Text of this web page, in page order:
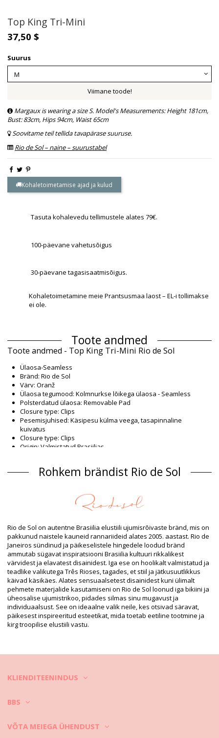
Top King Tri-Mini
37,50 $
Suurus
Viimane toode!
Margaux is wearing a size S. Model's Measurements: Height 181cm,
Bust: 83cm, Hips 94cm, Waist 65cm
Soovitame teil tellida tavapärase suuruse.
Rio de Sol – naine – suurustabel
Kohaletoimetamise ajad ja kulud
Tasuta kohalevedu tellimustele alates 79€.
100-päevane vahetusõigus
30-päevane tagasisaatmisõigus.
Kohaletoimetamine meie Prantsusmaa laost – EL-i tollimakse
ei ole.
Toote andmed
Toote andmed - Top King Tri-Mini Rio de Sol
Ülaosa-Seamless
Bränd: Rio de Sol
Värv: Oranž
Ülaosa tegumood: Kolmnurkse lõikega ülaosa - Seamless
Polsterdatud ülaosa: Removable Pad
Closure type: Clips
Pesemisjuhised: Käsipesu külma veega, tasapinnaline
kuivatus
Closure type: Clips
Origin: Valmistatud Brasiilias
Koostis
Vooder: 84% Polyamide, 16% Elastane - Oeko-Tex
Tootekirjeldus
Osakond: Naistele, Ülaosa
Paki sisu: 1 x Ülaosa (Muid lisasid komplekt ei sisalda)
HS CODE: 6112.41.0010
SKU: 1981127966
EAN: S (7899810479860), M (7899810479853), L (7899810479723)
Kaal: 55g / 0.12lb / 1.94oz
Viimistletud fotod
Pesemis- ja hooldusjuhised
Hooldusjuhised tootele: Rio de Sol Top King Tri-Mini
Esiteks: vältige karedaid pindu. Istuge ja lamage alati rätiku peal.
ujumisriiete pehmet riiet.
mageda veega. Me soovitame pesta neid alati käsitsi. Ärge kunagi
Rohkem brändist Rio de Sol
Rio de Sol on autentne Brasiilia elustiili ujumisrõivaste bränd, mis on
pakkunud naistele kauneid rannariideid alates 2005. aastast. Rio de
Janeiros sündinud ja päikeselistele hingedele loodud bränd
ammutab sügavat inspiratsiooni Brasiilia kultuuri rikkalikest
värvidest ja elavatest disainidest. Iga ese on hoolikalt valmistatud ja
teadlike valikutega Três Rioses, tagades, et stiil ja jätkusuutlikkus
käivad käsikäes. Alates sensuaalsetest disainidest kuni ülimalt
pehmete materjalide kasutamiseni on Rio de Sol loonud iga bikiini ja
üheosalise ujumistrikoo, pidades silmas sinu mugavust ja
individuaalsust. See on ideaalne valik neile, kes otsivad säravat,
päikesest inspireeritud esteetikat, mida toetab eetiline tootmine ja
kirg troopilise elustiili vastu.
KLIENDITEENINDUS
BBS
VÕTA MEIEGA ÜHENDUST